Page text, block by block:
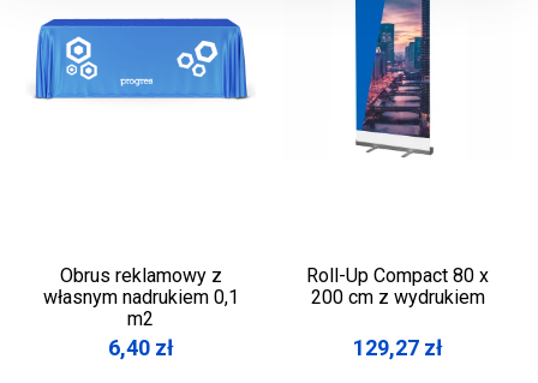
Obrus reklamowy z
własnym nadrukiem 0,1
m2
6,40 zł
Roll-Up Compact 80 x
200 cm z wydrukiem
129,27 zł